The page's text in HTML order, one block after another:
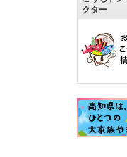
クター